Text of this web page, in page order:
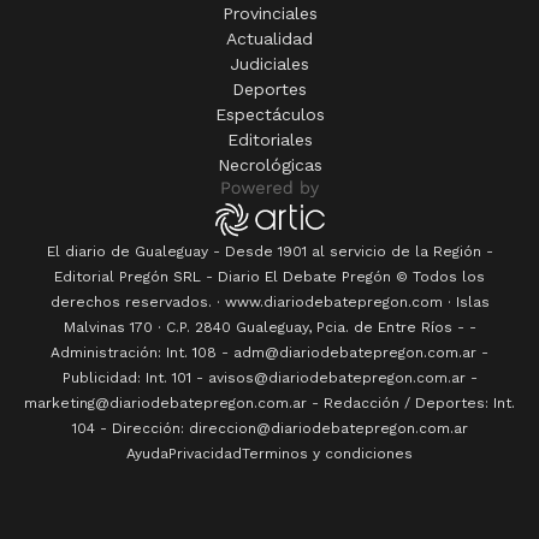
Provinciales
Actualidad
Judiciales
Deportes
Espectáculos
Editoriales
Necrológicas
El diario de Gualeguay - Desde 1901 al servicio de la Región -
Editorial Pregón SRL - Diario El Debate Pregón © Todos los
derechos reservados. · www.diariodebatepregon.com · Islas
Malvinas 170 · C.P. 2840 Gualeguay, Pcia. de Entre Ríos - -
Administración: Int. 108 - adm@diariodebatepregon.com.ar -
Publicidad: Int. 101 - avisos@diariodebatepregon.com.ar -
marketing@diariodebatepregon.com.ar - Redacción / Deportes: Int.
104 - Dirección: direccion@diariodebatepregon.com.ar
AyudaPrivacidadTerminos y condiciones